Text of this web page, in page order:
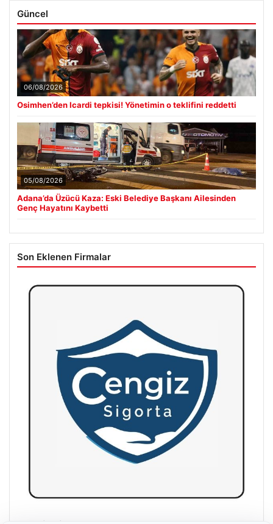
Güncel
06/08/2026
Osimhen’den Icardi tepkisi! Yönetimin o teklifini reddetti
05/08/2026
Adana’da Üzücü Kaza: Eski Belediye Başkanı Ailesinden
Genç Hayatını Kaybetti
Son Eklenen Firmalar